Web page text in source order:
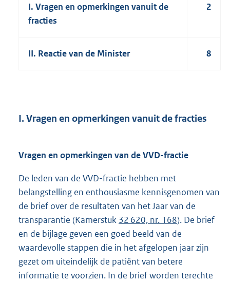
I. Vragen en opmerkingen vanuit de
fracties
2
II. Reactie van de Minister 8
I. Vragen en opmerkingen vanuit de fracties
Vragen en opmerkingen van de VVD-fractie
De leden van de VVD-fractie hebben met
belangstelling en enthousiasme kennisgenomen van
de brief over de resultaten van het Jaar van de
transparantie (Kamerstuk 32 620, nr. 168). De brief
en de bijlage geven een goed beeld van de
waardevolle stappen die in het afgelopen jaar zijn
gezet om uiteindelijk de patiënt van betere
informatie te voorzien. In de brief worden terechte